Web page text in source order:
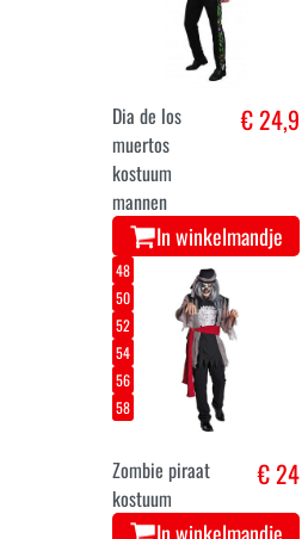
Dia de los
muertos
kostuum
mannen
€ 24,9
In winkelmandje
48
50
52
54
56
58
Zombie piraat
kostuum
€ 24